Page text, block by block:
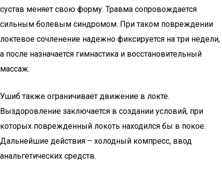
сустав меняет свою форму. Травма сопровождается
сильным болевым синдромом. При таком повреждении
локтевое сочленение надежно фиксируется на три недели,
а после назначается гимнастика и восстановительный
массаж.
Ушиб также ограничивает движение в локте.
Выздоровление заключается в создании условий, при
которых поврежденный локоть находился бы в покое.
Дальнейшие действия – холодный компресс, ввод
анальгетических средств.